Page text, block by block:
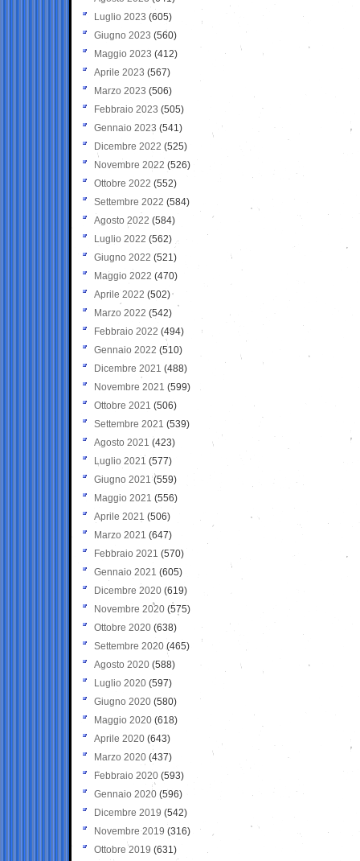
Luglio 2023 (605)
Giugno 2023 (560)
Maggio 2023 (412)
Aprile 2023 (567)
Marzo 2023 (506)
Febbraio 2023 (505)
Gennaio 2023 (541)
Dicembre 2022 (525)
Novembre 2022 (526)
Ottobre 2022 (552)
Settembre 2022 (584)
Agosto 2022 (584)
Luglio 2022 (562)
Giugno 2022 (521)
Maggio 2022 (470)
Aprile 2022 (502)
Marzo 2022 (542)
Febbraio 2022 (494)
Gennaio 2022 (510)
Dicembre 2021 (488)
Novembre 2021 (599)
Ottobre 2021 (506)
Settembre 2021 (539)
Agosto 2021 (423)
Luglio 2021 (577)
Giugno 2021(559)
Maggio 2021 (556)
Aprile 2021 (506)
Marzo 2021 (647)
Febbraio 2021 (570)
Gennaio 2021 (605)
Dicembre 2020 (619)
Novembre 2020 (575)
Ottobre 2020 (638)
Settembre 2020(465)
Agosto 2020 (588)
Luglio 2020 (597)
Giugno 2020 (580)
Maggio 2020 (618)
Aprile 2020 (643)
Marzo 2020 (437)
Febbraio 2020 (593)
Gennaio 2020 (596)
Dicembre 2019 (542)
Novembre 2019 (316)
Ottobre 2019 (631)